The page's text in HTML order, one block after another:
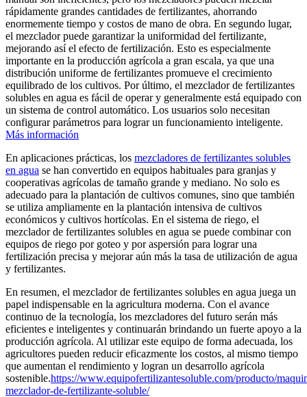
rápidamente grandes cantidades de fertilizantes, ahorrando
enormemente tiempo y costos de mano de obra. En segundo lugar,
el mezclador puede garantizar la uniformidad del fertilizante,
mejorando así el efecto de fertilización. Esto es especialmente
importante en la producción agrícola a gran escala, ya que una
distribución uniforme de fertilizantes promueve el crecimiento
equilibrado de los cultivos. Por último, el mezclador de fertilizantes
solubles en agua es fácil de operar y generalmente está equipado con
un sistema de control automático. Los usuarios solo necesitan
configurar parámetros para lograr un funcionamiento inteligente.
Más información
En aplicaciones prácticas, los mezcladores de fertilizantes solubles
en agua se han convertido en equipos habituales para granjas y
cooperativas agrícolas de tamaño grande y mediano. No solo es
adecuado para la plantación de cultivos comunes, sino que también
se utiliza ampliamente en la plantación intensiva de cultivos
económicos y cultivos hortícolas. En el sistema de riego, el
mezclador de fertilizantes solubles en agua se puede combinar con
equipos de riego por goteo y por aspersión para lograr una
fertilización precisa y mejorar aún más la tasa de utilización de agua
y fertilizantes.
En resumen, el mezclador de fertilizantes solubles en agua juega un
papel indispensable en la agricultura moderna. Con el avance
continuo de la tecnología, los mezcladores del futuro serán más
eficientes e inteligentes y continuarán brindando un fuerte apoyo a la
producción agrícola. Al utilizar este equipo de forma adecuada, los
agricultores pueden reducir eficazmente los costos, al mismo tiempo
que aumentan el rendimiento y logran un desarrollo agrícola
sostenible.https://www.equipofertilizantesoluble.com/producto/
mezclador-de-fertilizante-soluble/